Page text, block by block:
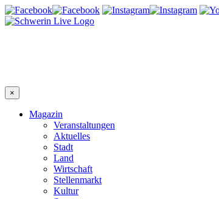
×
Magazin
Veranstaltungen
Aktuelles
Stadt
Land
Wirtschaft
Stellenmarkt
Kultur